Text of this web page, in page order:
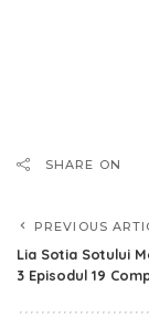
SHARE ON
PREVIOUS
Lia Sotia Sotului
3 Episodul 19